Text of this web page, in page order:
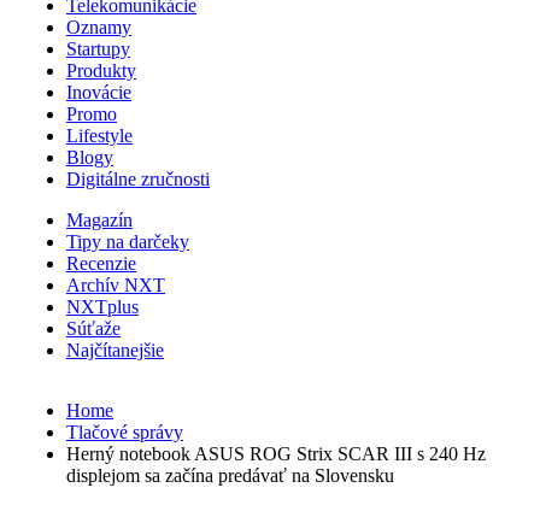
Telekomunikácie
Oznamy
Startupy
Produkty
Inovácie
Promo
Lifestyle
Blogy
Digitálne zručnosti
Magazín
Tipy na darčeky
Recenzie
Archív NXT
NXTplus
Súťaže
Najčítanejšie
Home
Tlačové správy
Herný notebook ASUS ROG Strix SCAR III s 240 Hz
displejom sa začína predávať na Slovensku